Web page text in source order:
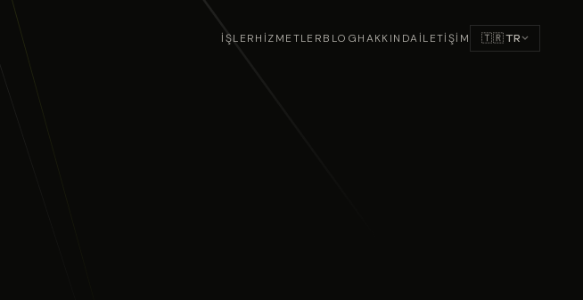
İŞLERHİZMETLERBLOGHAKKINDAİLETİŞİM 🇹🇷TR